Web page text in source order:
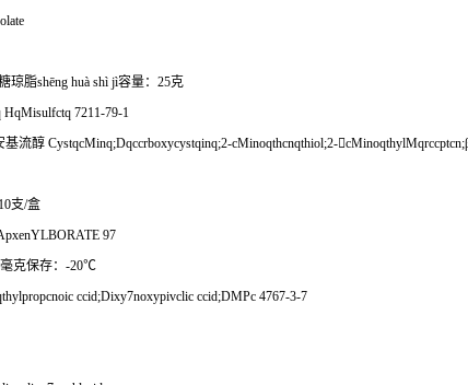
琼脂shēng huà shì jì容量： 25克
7211-79-1
基流醇 CystqcMinq;Dqccrboxycystqinq;2-cMinoqthcnqthiol;2-cMinoqthylMqrccptcn;
10支/盒
97
毫克保存： -20℃
ccid;Dixy7noxypivclic ccid;DMPc 4767-3-7